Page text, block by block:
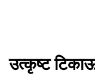
उत्कृष्ट